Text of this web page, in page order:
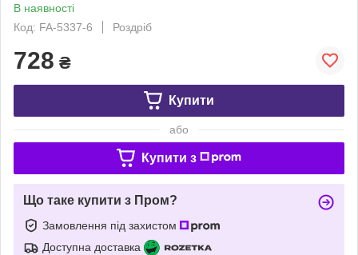
В наявності
Код: FA-5337-6
Роздріб
728 ₴
Купити
або
Купити з
Що таке купити з Пром?
Замовлення під захистом
Доступна доставка